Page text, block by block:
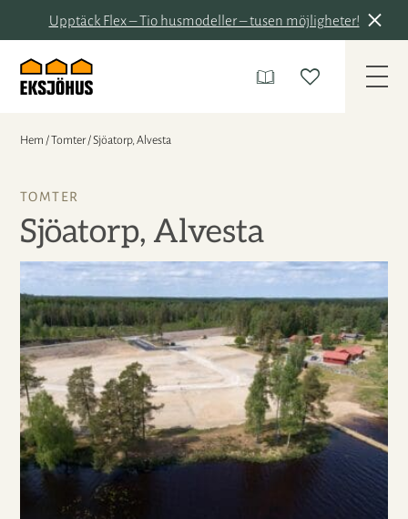
Upptäck Flex – Tio husmodeller – tusen möjligheter!
Hem /Tomter /Sjöatorp, Alvesta
TOMTER
Sjöatorp, Alvesta